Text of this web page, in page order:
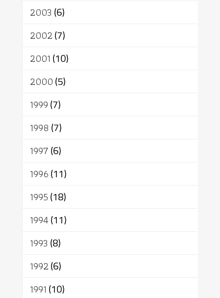
2003 (6)
2002(7)
2001 (10)
2000(5)
1999(7)
1998 (7)
1997(6)
1996(11)
1995(18)
1994(11)
1993 (8)
1992(6)
1991 (10)